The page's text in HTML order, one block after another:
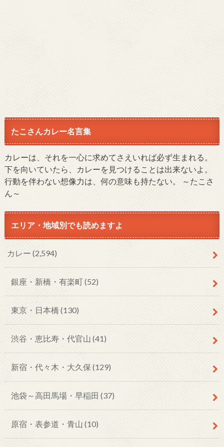
たこさんカレー名言集
カレーは、それを一心に求めてさえいれば必ず生まれる。
下を向いていたら、カレーを見つけることは出来ないよ。
行動を伴わない想像力は、何の意味も持たない。 ～たこさ
ん～
エリア・地域別でも読めますよ
カレー (2,594)
銀座・新橋・有楽町(52)
東京・日本橋 (130)
渋谷・恵比寿・代官山 (41)
新宿・代々木・大久保 (129)
池袋～高田馬場・早稲田 (37)
原宿・表参道・青山 (10)